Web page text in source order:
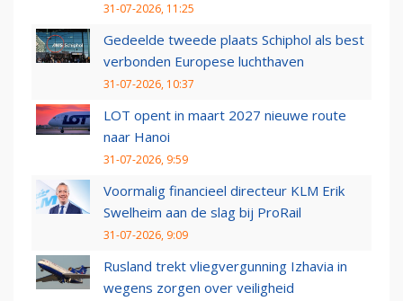
31-07-2026, 11:25
Gedeelde tweede plaats Schiphol als best
verbonden Europese luchthaven
31-07-2026, 10:37
LOT opent in maart 2027 nieuwe route
naar Hanoi
31-07-2026, 9:59
Voormalig financieel directeur KLM Erik
Swelheim aan de slag bij ProRail
31-07-2026, 9:09
Rusland trekt vliegvergunning Izhavia in
wegens zorgen over veiligheid